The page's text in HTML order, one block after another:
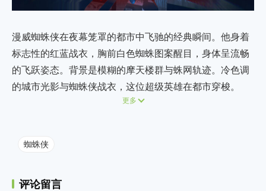
漫威蜘蛛侠在夜幕笼罩的都市中飞驰的经典瞬间。他身着
标志性的红蓝战衣，胸前白色蜘蛛图案醒目，身体呈流畅
的飞跃姿态。背景是模糊的摩天楼群与蛛网轨迹。冷色调
的城市光影与蜘蛛侠战衣，这位超级英雄在都市穿梭。
更多
蜘蛛侠
评论留言